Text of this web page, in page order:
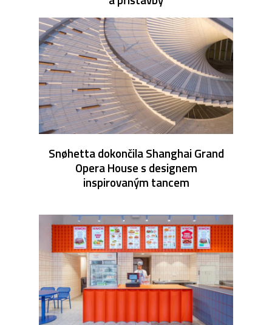
Snøhetta dokončila Shanghai Grand
Opera House s designem
inspirovaným tancem